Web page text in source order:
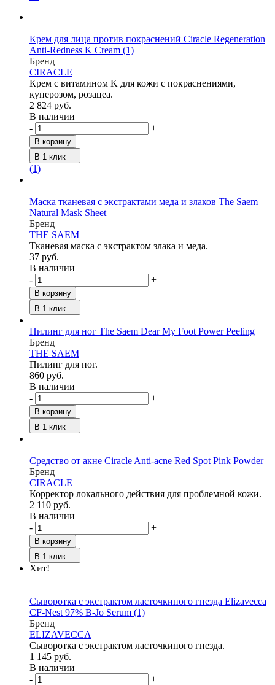
Крем для лица против покраснений Ciracle Regeneration
Anti-Redness K Cream (1)
Бренд
CIRACLE
Крем с витамином K для кожи с покраснениями,
куперозом, розацеа.
2 824 руб.
В наличии
-
+
В корзину
В 1 клик
(1)
Маска тканевая с экстрактами меда и злаков The Saem
Natural Mask Sheet
Бренд
THE SAEM
Тканевая маска с экстрактом злака и меда.
37 руб.
В наличии
-
+
В корзину
В 1 клик
Пилинг для ног The Saem Dear My Foot Power Peeling
Бренд
THE SAEM
Пилинг для ног.
860 руб.
В наличии
-
+
В корзину
В 1 клик
Средство от акне Ciracle Anti-acne Red Spot Pink Powder
Бренд
CIRACLE
Корректор локального действия для проблемной кожи.
2 110 руб.
В наличии
-
+
В корзину
В 1 клик
Хит!
Сыворотка с экстрактом ласточкиного гнезда Elizavecca
CF-Nest 97% B-Jo Serum (1)
Бренд
ELIZAVECCA
Сыворотка с экстрактом ласточкиного гнезда.
1 145 руб.
В наличии
-
+